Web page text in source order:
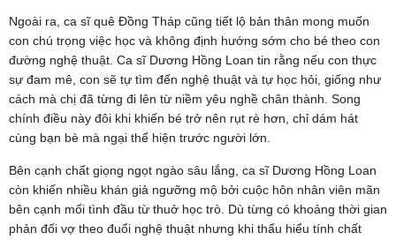
Ngoài ra, ca sĩ quê Đồng Tháp cũng tiết lộ bản thân mong muốn
con chú trọng việc học và không định hướng sớm cho bé theo con
đường nghệ thuật. Ca sĩ Dương Hồng Loan tin rằng nếu con thực
sự đam mê, con sẽ tự tìm đến nghệ thuật và tự học hỏi, giống như
cách mà chị đã từng đi lên từ niềm yêu nghề chân thành. Song
chính điều này đôi khi khiến bé trở nên rụt rè hơn, chỉ dám hát
cùng bạn bè mà ngại thể hiện trước người lớn.
Bên cạnh chất giọng ngọt ngào sâu lắng, ca sĩ Dương Hồng Loan
còn khiến nhiều khán giả ngưỡng mộ bởi cuộc hôn nhân viên mãn
bên cạnh mối tình đầu từ thuở học trò. Dù từng có khoảng thời gian
phản đối vợ theo đuổi nghệ thuật nhưng khi thấu hiểu tính chất